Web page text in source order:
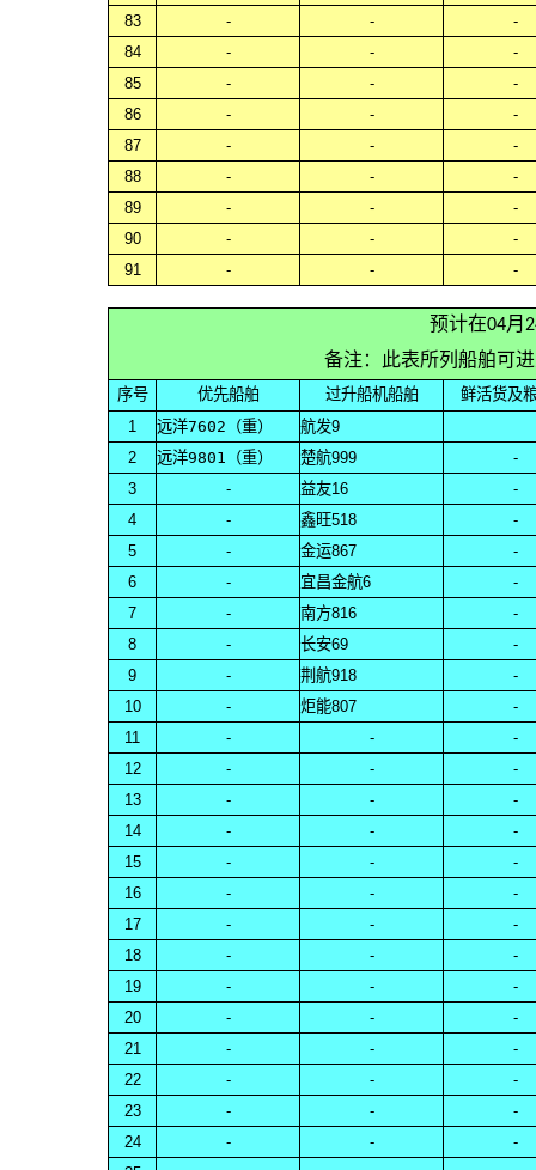
83
- -
-
84
- -
-
85
- -
-
86
- -
-
87
- -
-
88
- -
-
89
- -
-
90
- -
-
91
- - -
预计在04月
备注：此表所列船舶可
序号 优先船舶 过升船机船舶 鲜活货及
1 远洋7602（重）
航发9
2
远洋9801（重） 楚航999
-
3
- 益友16
-
4
- 鑫旺518
-
5
- 金运867
-
6
- 宜昌金航6
-
7
- 南方816
-
8
- 长安69
-
9
- 荆航918
-
10
- 炬能807
-
11
- -
-
12
- -
-
13
- -
-
14
- -
-
15
- -
-
16
- -
-
17
- -
-
18
- -
-
19
- -
-
20
- -
-
21
- -
-
22
- -
-
23
- -
-
24
- -
-